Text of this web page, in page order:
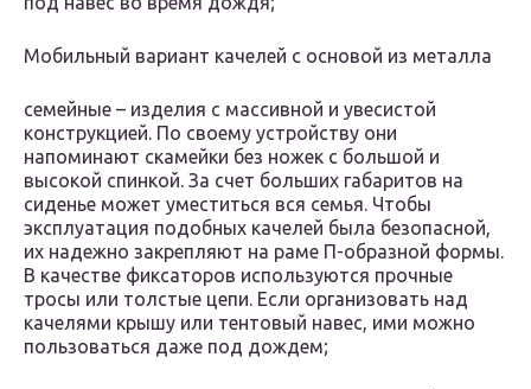
Мобильный вариант качелей с основой из металла
семейные – изделия с массивной и увесистой
конструкцией. По своему устройству они
напоминают скамейки без ножек с большой и
высокой спинкой. За счет больших габаритов на
сиденье может уместиться вся семья. Чтобы
эксплуатация подобных качелей была безопасной,
их надежно закрепляют на раме П-образной формы.
В качестве фиксаторов используются прочные
тросы или толстые цепи. Если организовать над
качелями крышу или тентовый навес, ими можно
пользоваться даже под дождем;